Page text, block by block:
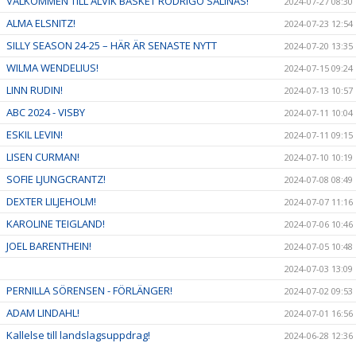
ALMA ELSNITZ! 2024-07-23 12:54
SILLY SEASON 24-25 – HÄR ÄR SENASTE NYTT 2024-07-20 13:35
WILMA WENDELIUS! 2024-07-15 09:24
LINN RUDIN! 2024-07-13 10:57
ABC 2024 - VISBY 2024-07-11 10:04
ESKIL LEVIN! 2024-07-11 09:15
LISEN CURMAN! 2024-07-10 10:19
SOFIE LJUNGCRANTZ! 2024-07-08 08:49
DEXTER LILJEHOLM! 2024-07-07 11:16
KAROLINE TEIGLAND! 2024-07-06 10:46
JOEL BARENTHEIN!
2024-07-05 10:48
2024-07-03 13:09
PERNILLA SÖRENSEN - FÖRLÄNGER! 2024-07-02 09:53
ADAM LINDAHL! 2024-07-01 16:56
Kallelse till landslagsuppdrag! 2024-06-28 12:36